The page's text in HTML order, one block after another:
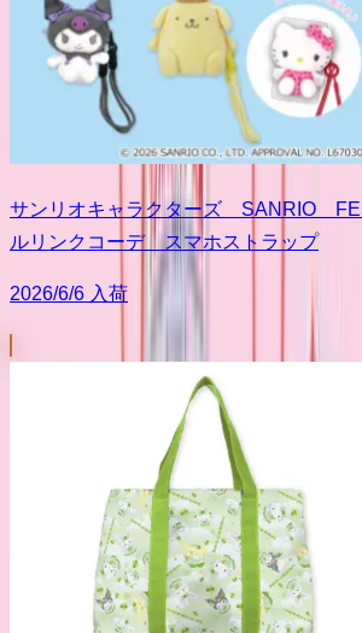
サンリオキャラクターズ SANRIO
ルリンクコーデ スマホストラップ
2026/6/6 入荷